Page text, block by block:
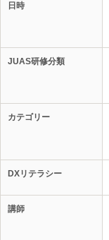
日時
JUAS研修分類
カテゴリー
DXリテラシー
講師